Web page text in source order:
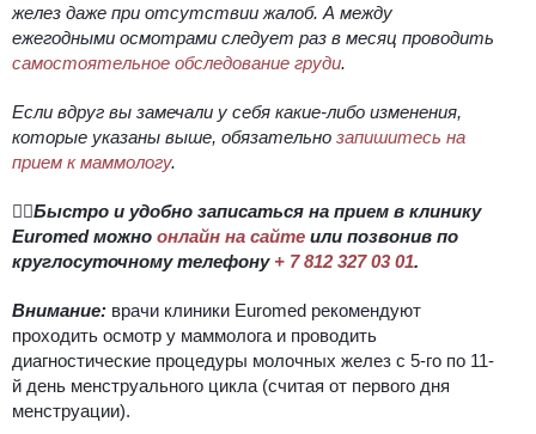
желез даже при отсутствии жалоб. А между
ежегодными осмотрами следует раз в месяц проводить
самостоятельное обследование груди.
Если вдруг вы замечали у себя какие-либо изменения,
которые указаны выше, обязательно запишитесь на
прием к маммологу.
👉🏻Быстро и удобно записаться на прием в клинику
Euromed можно онлайн на сайте или позвонив по
круглосуточному телефону + 7 812 327 03 01.
Внимание: врачи клиники Euromed рекомендуют
проходить осмотр у маммолога и проводить
диагностические процедуры молочных желез с 5-го по 11-
й день менструального цикла (считая от первого дня
менструации).